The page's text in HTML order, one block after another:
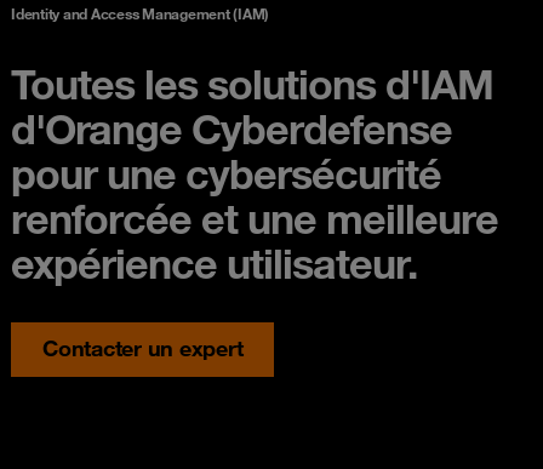
Identity and Access Management (IAM)
Toutes les solutions d'IAM
d'Orange Cyberdefense
pour une cybersécurité
renforcée et une meilleure
expérience utilisateur.
Contacter un expert